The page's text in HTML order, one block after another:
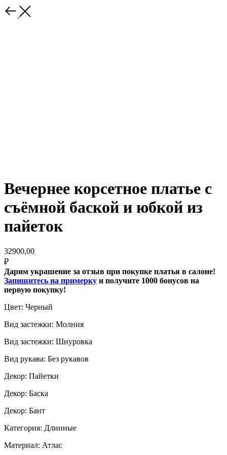
Вечернее корсетное платье с
съёмной баской и юбкой из
пайеток
32900,00
₽
Дарим украшение за отзыв при покупке платья в салоне!
Запишитесь на примерку и получите 1000 бонусов на
первую покупку!
Цвет: Черный
Вид застежки: Молния
Вид застежки: Шнуровка
Вид рукава: Без рукавов
Декор: Пайетки
Декор: Баска
Декор: Бант
Категория: Длинные
Материал: Атлас